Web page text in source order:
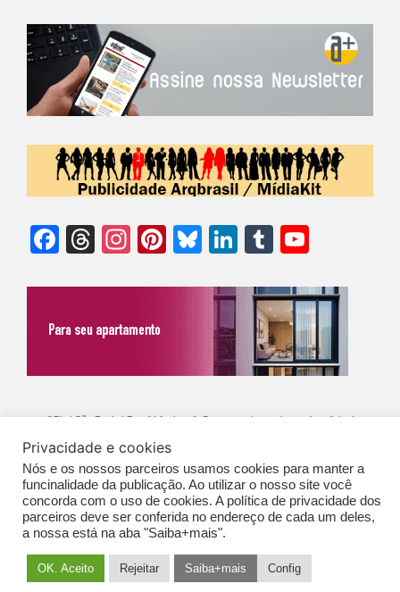
Facebook
Threads
Instagram
Pinterest
Bluesky
LinkedIn
Tumblr
©Biz | São Paulo | Brasil | Arqbrasil: O espaço da arquitetura brasileira |
Expediente|Contato|Newsletter
GERAIS DE PUBLICAÇÃO (CGP)
Privacidade e cookies
Nós e os nossos parceiros usamos cookies para manter a
funcinalidade da publicação. Ao utilizar o nosso site você
concorda com o uso de cookies. A política de privacidade dos
parceiros deve ser conferida no endereço de cada um deles,
a nossa está na aba "Saiba+mais".
OK. Aceito Rejeitar Saiba+mais Config